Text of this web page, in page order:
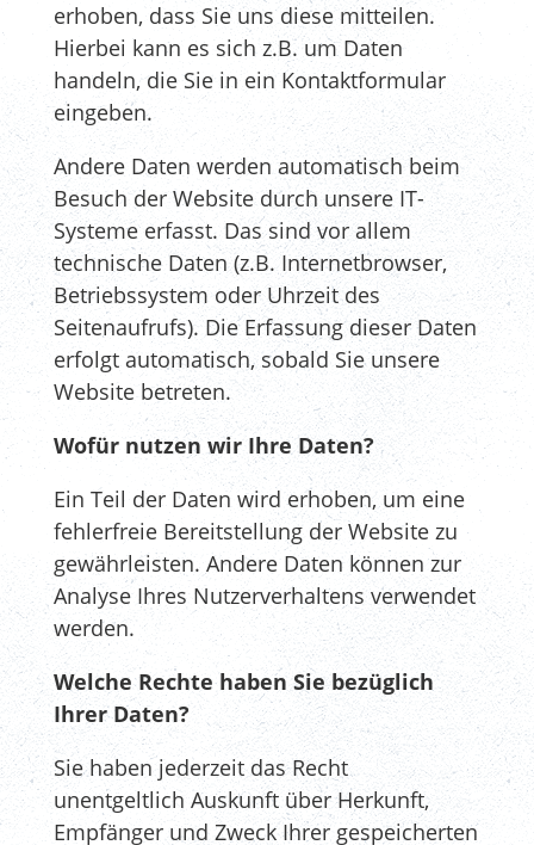
erhoben, dass Sie uns diese mitteilen.
Hierbei kann es sich z.B. um Daten
handeln, die Sie in ein Kontaktformular
eingeben.
Andere Daten werden automatisch beim
Besuch der Website durch unsere IT-
Systeme erfasst. Das sind vor allem
technische Daten (z.B. Internetbrowser,
Betriebssystem oder Uhrzeit des
Seitenaufrufs). Die Erfassung dieser Daten
erfolgt automatisch, sobald Sie unsere
Website betreten.
Wofür nutzen wir Ihre Daten?
Ein Teil der Daten wird erhoben, um eine
fehlerfreie Bereitstellung der Website zu
gewährleisten. Andere Daten können zur
Analyse Ihres Nutzerverhaltens verwendet
werden.
Welche Rechte haben Sie bezüglich
Ihrer Daten?
Sie haben jederzeit das Recht
unentgeltlich Auskunft über Herkunft,
Empfänger und Zweck Ihrer gespeicherten